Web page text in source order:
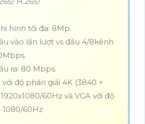
hình tối đa: 8Mp.
vào lần lượt vs đầu 4/8kênh
ra: 80 Mbps.
độ phân giải 4K (3840 ×
60Hz và VGA với độ
1080/60Hz